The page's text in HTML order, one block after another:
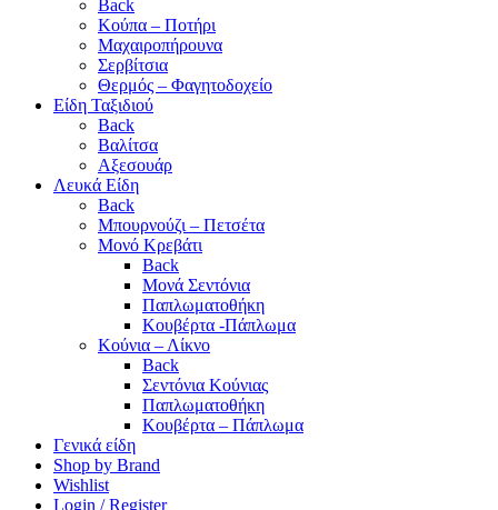
Back
Κούπα – Ποτήρι
Μαχαιροπήρουνα
Σερβίτσια
Θερμός – Φαγητοδοχείο
Είδη Ταξιδιού
Back
Βαλίτσα
Αξεσουάρ
Λευκά Είδη
Back
Μπουρνούζι – Πετσέτα
Μονό Κρεβάτι
Back
Μονά Σεντόνια
Παπλωματοθήκη
Κουβέρτα -Πάπλωμα
Κούνια – Λίκνο
Back
Σεντόνια Κούνιας
Παπλωματοθήκη
Κουβέρτα – Πάπλωμα
Γενικά είδη
Shop by Brand
Wishlist
Login / Register